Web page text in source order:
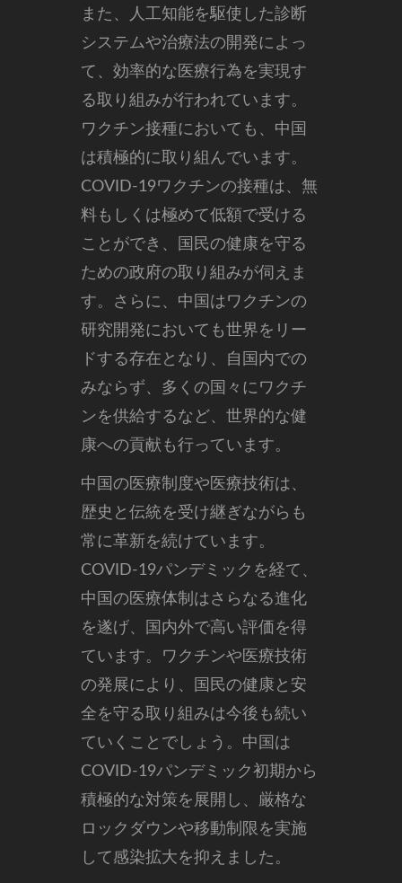
また、人工知能を駆使した診断
システムや治療法の開発によっ
て、効率的な医療行為を実現す
る取り組みが行われています。
ワクチン接種においても、中国
は積極的に取り組んでいます。
COVID-19ワクチンの接種は、無
料もしくは極めて低額で受ける
ことができ、国民の健康を守る
ための政府の取り組みが伺えま
す。さらに、中国はワクチンの
研究開発においても世界をリー
ドする存在となり、自国内での
みならず、多くの国々にワクチ
ンを供給するなど、世界的な健
康への貢献も行っています。
中国の医療制度や医療技術は、
歴史と伝統を受け継ぎながらも
常に革新を続けています。
COVID-19パンデミックを経て、
中国の医療体制はさらなる進化
を遂げ、国内外で高い評価を得
ています。ワクチンや医療技術
の発展により、国民の健康と安
全を守る取り組みは今後も続い
ていくことでしょう。中国は
COVID-19パンデミック初期から
積極的な対策を展開し、厳格な
ロックダウンや移動制限を実施
して感染拡大を抑えました。